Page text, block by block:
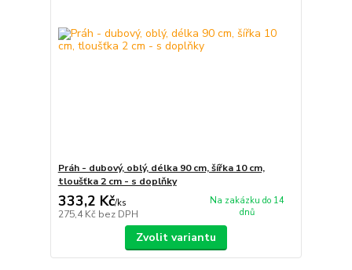
Práh - dubový, oblý, délka 90 cm, šířka 10 cm,
tloušťka 2 cm - s doplňky
333,2 Kč/ks
275,4 Kč bez DPH
Na zakázku do 14
dnů
Zvolit variantu